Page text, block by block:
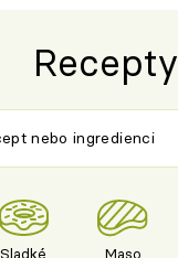
Recepty
Sladké Maso